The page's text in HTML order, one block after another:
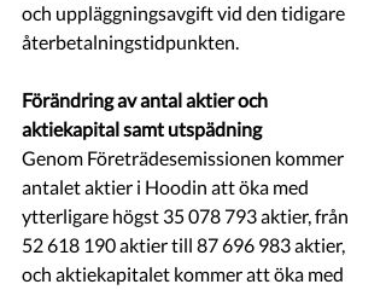
och uppläggningsavgift vid den tidigare
återbetalningstidpunkten.
Förändring av antal aktier och
aktiekapital samt utspädning
Genom Företrädesemissionen kommer
antalet aktier i Hoodin att öka med
ytterligare högst 35 078 793 aktier, från
52 618 190 aktier till 87 696 983 aktier,
och aktiekapitalet kommer att öka med